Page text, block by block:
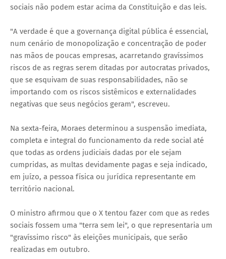
sociais não podem estar acima da Constituição e das leis.
"A verdade é que a governança digital pública é essencial,
num cenário de monopolização e concentração de poder
nas mãos de poucas empresas, acarretando gravíssimos
riscos de as regras serem ditadas por autocratas privados,
que se esquivam de suas responsabilidades, não se
importando com os riscos sistêmicos e externalidades
negativas que seus negócios geram", escreveu.
Na sexta-feira, Moraes determinou a suspensão imediata,
completa e integral do funcionamento da rede social até
que todas as ordens judiciais dadas por ele sejam
cumpridas, as multas devidamente pagas e seja indicado,
em juízo, a pessoa física ou jurídica representante em
território nacional.
O ministro afirmou que o X tentou fazer com que as redes
sociais fossem uma "terra sem lei", o que representaria um
"gravíssimo risco" às eleições municipais, que serão
realizadas em outubro.